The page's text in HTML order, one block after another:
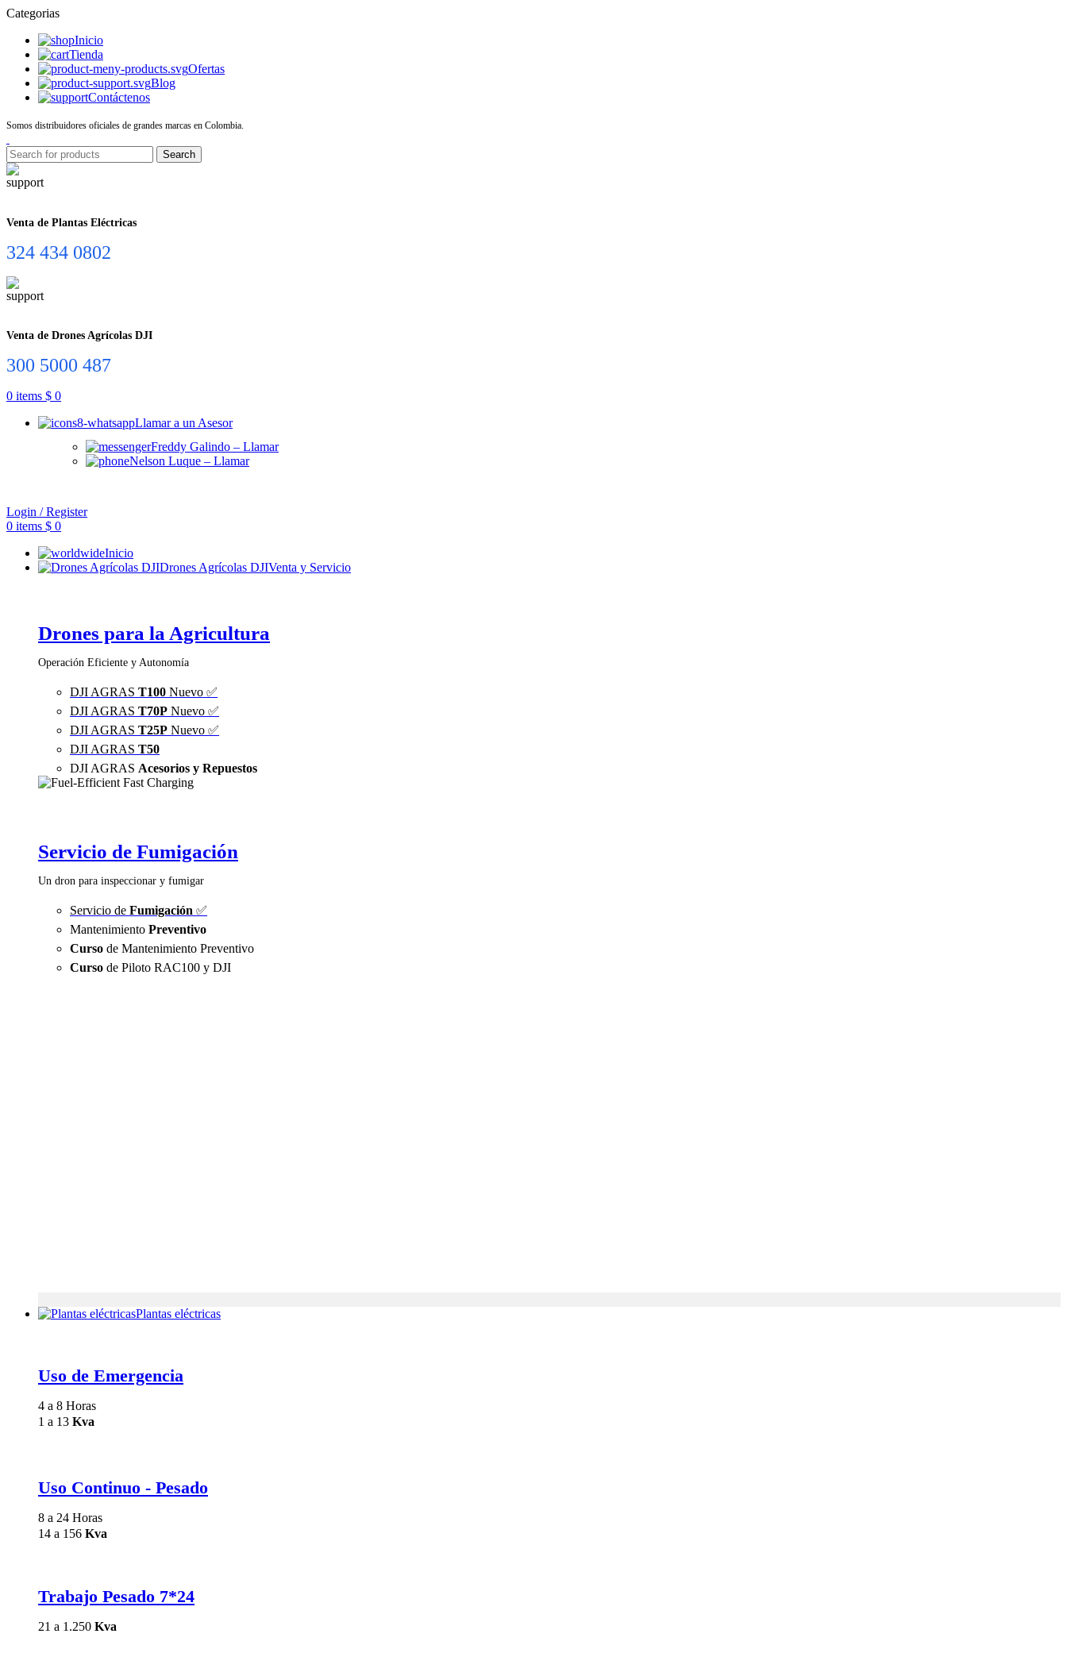
Categorias
Inicio
Tienda
Ofertas
Blog
Contáctenos
Somos distribuidores oficiales de grandes marcas en Colombia.
Search
Venta de Plantas Eléctricas
324 434 0802
Venta de Drones Agrícolas DJI
300 5000 487
0 items $ 0
Llamar a un Asesor
Freddy Galindo – Llamar
Nelson Luque – Llamar
Login / Register
0 items $ 0
Inicio
Drones Agrícolas DJIVenta y Servicio
Drones para la Agricultura
Operación Eficiente y Autonomía
DJI AGRAS T100 Nuevo ✅
DJI AGRAS T70P Nuevo ✅
DJI AGRAS T25P Nuevo ✅
DJI AGRAS T50
DJI AGRAS Acesorios y Repuestos
Servicio de Fumigación
Un dron para inspeccionar y fumigar
Servicio de Fumigación ✅
Mantenimiento Preventivo
Curso de Mantenimiento Preventivo
Curso de Piloto RAC100 y DJI
Plantas eléctricas
Uso de Emergencia
4 a 8 Horas
1 a 13 Kva
Uso Continuo - Pesado
8 a 24 Horas
14 a 156 Kva
Trabajo Pesado 7*24
21 a 1.250 Kva